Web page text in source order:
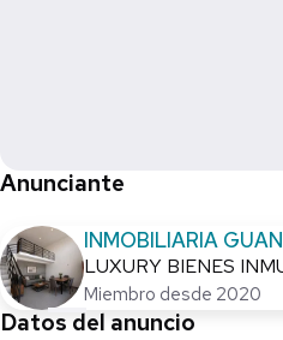
Anunciante
INMOBILIARIA
LUXURY BIENES
Miembro desde 2020
Datos del anuncio